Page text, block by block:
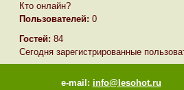
Кто онлайн?
Пользователей: 0
Гостей: 84
Сегодня зарегистрированные
e-mail: info@lesohot.ru